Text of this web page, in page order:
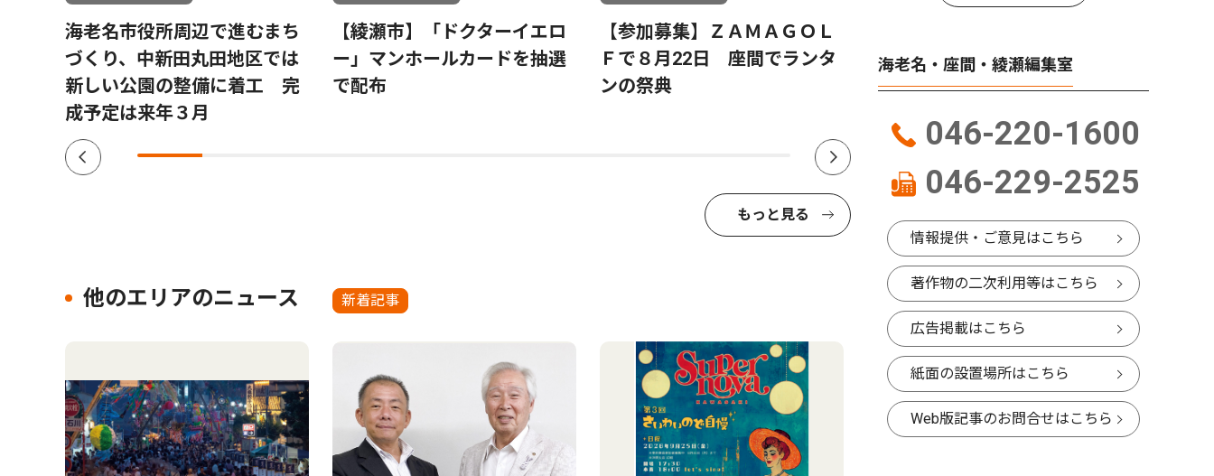
海老名市役所周辺で進むまち
づくり、中新田丸田地区では
新しい公園の整備に着工 完
成予定は来年３月
【綾瀬市】「ドクターイエロ
ー」マンホールカードを抽選
で配布
【参加募集】ＺＡＭＡＧＯＬ
Ｆで８月22日 座間でランタ
ンの祭典
トイレカーを熊本の被災地へ
リーンセ
もっと見る
他のエリアのニュース 新着記事
海老名・座間・綾瀬編集室
046-220-1600
046-229-2525
情報提供・ご意見はこちら
著作物の二次利用等はこちら
広告掲載はこちら
紙面の設置場所はこちら
Web版記事のお問合せはこちら